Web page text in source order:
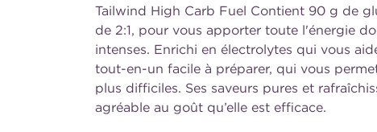
Tailwind High Carb Fuel Contient 90 g de
de 2:1, pour vous apporter toute l'énergie
intenses. Enrichi en électrolytes qui vous
tout-en-un facile à préparer, qui vous
plus difficiles. Ses saveurs pures et
agréable au goût qu’elle est efficace.